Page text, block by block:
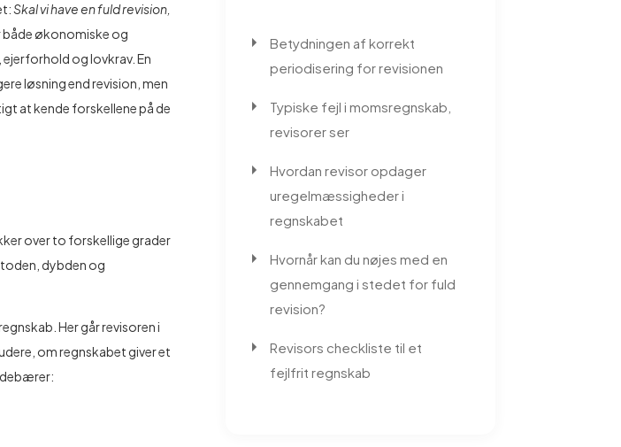
Skal vi have en fuld revision,
både økonomiske og
og lovkrav. En
løsning end revision, men
at kende forskellene på de
over to forskellige grader
dybden og
Her går revisoren i
om regnskabet giver et
Betydningen af korrekt
periodisering for revisionen
Typiske fejl i momsregnskab,
revisorer ser
Hvordan revisor opdager
uregelmæssigheder i
regnskabet
Hvornår kan du nøjes med en
gennemgang i stedet for fuld
revision?
Revisors checkliste til et
fejlfrit regnskab